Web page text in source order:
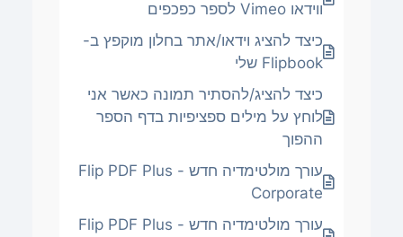
ווידאו Vimeo לספר כפכפים
כיצד להציג וידאו/אתר בחלון מוקפץ ב-
Flipbook שלי
כיצד להציג/להסתיר תמונה כאשר אני
לוחץ על מילים ספציפיות בדף הספר
ההפוך
עורך מולטימדיה חדש - Flip PDF Plus
Corporate
עורך מולטימדיה חדש - Flip PDF Plus